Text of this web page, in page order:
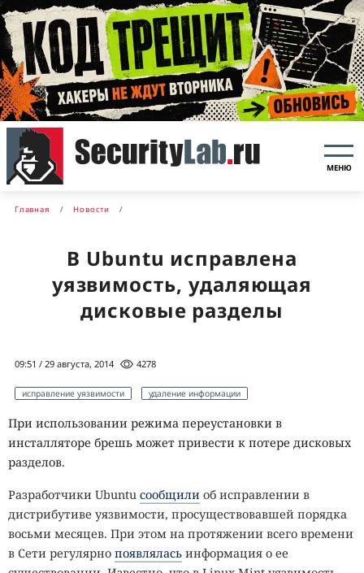
МЕНЮ
Главная Новости
В Ubuntu исправлена
уязвимость, удаляющая
дисковые разделы
09:51 / 29 августа, 2014 4278
исправление уязвимости удаление информации
При использовании режима переустановки в
инсталляторе брешь может привести к потере дисковых
разделов.
Разработчики Ubuntu сообщили об исправлении в
дистрибутиве уязвимости, просуществовавшей порядка
восьми месяцев. При этом на протяжении всего времени
в Сети регулярно появлялась информация о ее